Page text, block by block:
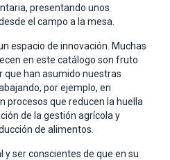
presentando unos
el campo a la mesa.
espacio de innovación. Muchas
en este catálogo son fruto
han asumido nuestras
por ejemplo, en
procesos que reducen la huella
de la gestión agrícola y
de alimentos.
y ser conscientes de que en su